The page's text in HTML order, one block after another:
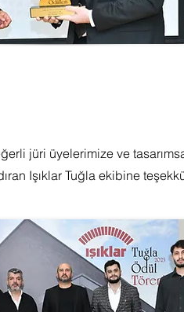
jüri üyelerimize ve
Işıklar Tuğla ekibine